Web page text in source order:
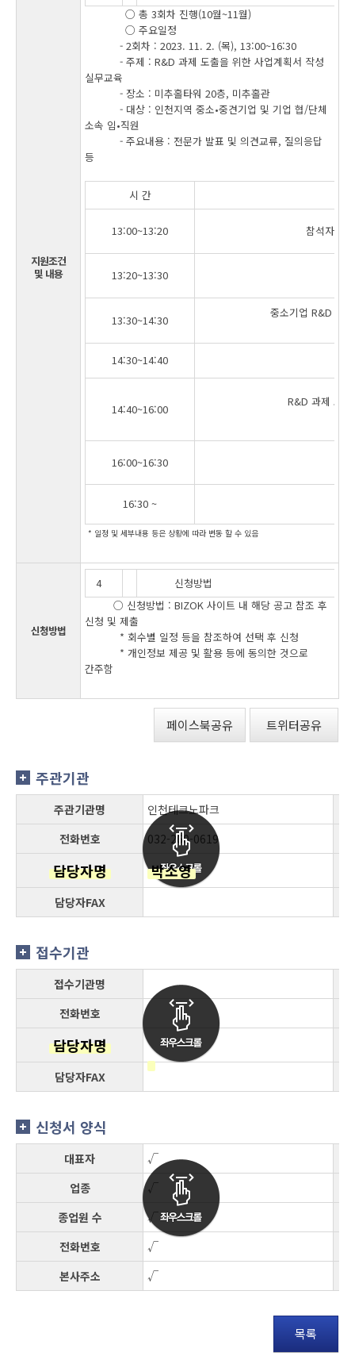
지원조건
및 내용
○ 총 3회차 진행(10월~11월)
○ 주요일정
- 2회차 : 2023. 11. 2. (목), 13:00~16:30
- 주제 : R&D 과제 도출을 위한 사업계획서 작성
실무교육
- 장소 : 미추홀타워 20층, 미추홀관
- 대상 : 인천지역 중소•중견기업 및 기업 협/단체
소속 임•직원
- 주요내용 : 전문가 발표 및 의견교류, 질의응답
등
시 간
13:00~13:20 참석자 등
13:20~13:30
13:30~14:30
중소기업 R&D 과
14:30~14:40
14:40~16:00
R&D 과제 도
16:00~16:30
16:30 ~
* 일정 및 세부내용 등은 상황에 따라 변동 할 수 있음
신청방법
4
신청방법
○ 신청방법 : BIZOK 사이트 내 해당 공고 참조 후
신청 및 제출
* 회수별 일정 등을 참조하여 선택 후 신청
* 개인정보 제공 및 활용 등에 동의한 것으로
간주함
페이스북공유 트위터공유
주관기관
주관기관명
인천테크노파크
전화번호
032-260-0619
담당자명 박소영
담당자FAX
접수기관
접수기관명
전화번호
담당자명
담당자FAX
신청서 양식
대표자
√
업종
√
종업원 수
√
전화번호
√
본사주소
√
목록